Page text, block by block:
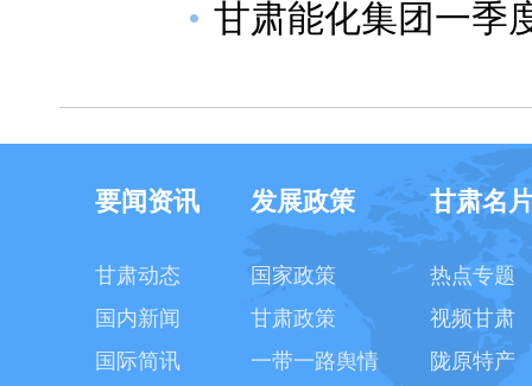
甘肃能化集团一季
要闻资讯
甘肃动态
国内新闻
国际简讯
发展政策
国家政策
甘肃政策
一带一路舆情
甘肃名
热点专题
视频甘肃
陇原特产